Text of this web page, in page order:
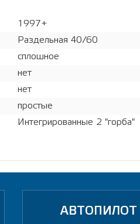
1997+
Раздельная 40/60
сплошное
нет
нет
простые
Интегрированные 2 "горба"
АВТОПИЛОТ